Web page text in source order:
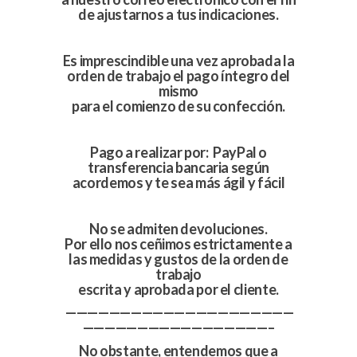
de ajustarnos a tus indicaciones.
Es imprescindible una vez aprobada la
orden de trabajo el pago íntegro del
mismo
para el comienzo de su confección.
Pago a realizar por: PayPal o
transferencia bancaria según
acordemos y te sea más ágil y fácil
No se admiten devoluciones.
Por ello nos ceñimos estrictamente a
las medidas y gustos de la orden de
trabajo
escrita y aprobada por el cliente.
—————————————————————
—————————————————–
No obstante, entendemos que a